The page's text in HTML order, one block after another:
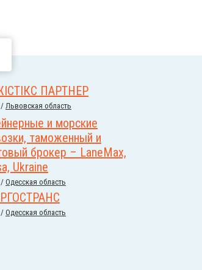
ПАРТНЕР
/ Львовская область
и морские
таможенный и
брокер – LaneMax,
Ukraine
/ Одесская область
/ Одесская область